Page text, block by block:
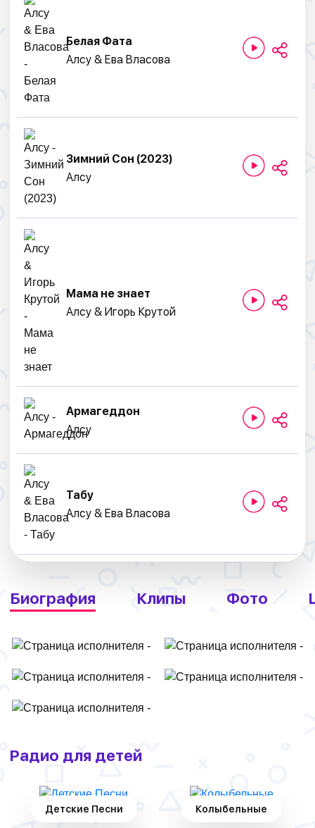
Белая Фата
Алсу & Ева Власова
Зимний Сон (2023)
Алсу
Мама не знает
Алсу & Игорь Крутой
Армагеддон
Алсу
Табу
Алсу & Ева Власова
Биография Клипы Фото
Радио для детей
Детские Песни Колыбельные